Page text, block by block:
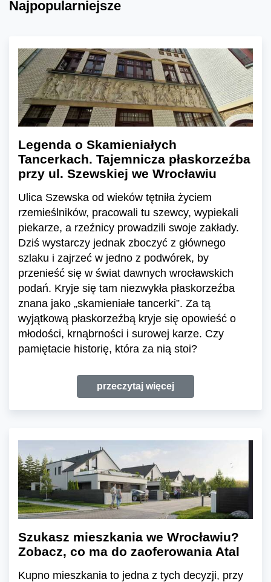
Najpopularniejsze
Legenda o Skamieniałych
Tancerkach. Tajemnicza płaskorzeźba
przy ul. Szewskiej we Wrocławiu
Ulica Szewska od wieków tętniła życiem
rzemieślników, pracowali tu szewcy, wypiekali
piekarze, a rzeźnicy prowadzili swoje zakłady.
Dziś wystarczy jednak zboczyć z głównego
szlaku i zajrzeć w jedno z podwórek, by
przenieść się w świat dawnych wrocławskich
podań. Kryje się tam niezwykła płaskorzeźba
znana jako „skamieniałe tancerki”. Za tą
wyjątkową płaskorzeźbą kryje się opowieść o
młodości, krnąbrności i surowej karze. Czy
pamiętacie historię, która za nią stoi?
przeczytaj więcej
Szukasz mieszkania we Wrocławiu?
Zobacz, co ma do zaoferowania Atal
Kupno mieszkania to jedna z tych decyzji, przy